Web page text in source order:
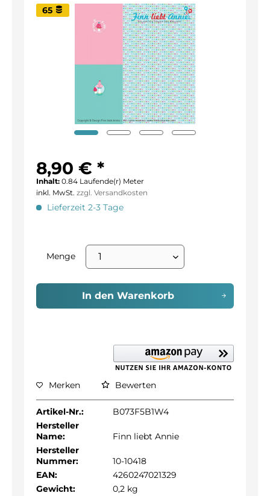
65
8,90 € *
Inhalt: 0.84 Laufende(r) Meter
inkl. MwSt. zzgl. Versandkosten
Lieferzeit 2-3 Tage
Menge
In den Warenkorb
Merken Bewerten
Artikel-Nr.:
B073F5B1W4
Hersteller
Name:
Finn liebt Annie
Hersteller
Nummer:
10-10418
EAN:
4260247021329
Gewicht:
0,2 kg